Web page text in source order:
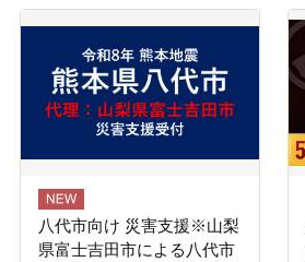
八代市向け 災害支援※山梨
県富士吉田市による八代市